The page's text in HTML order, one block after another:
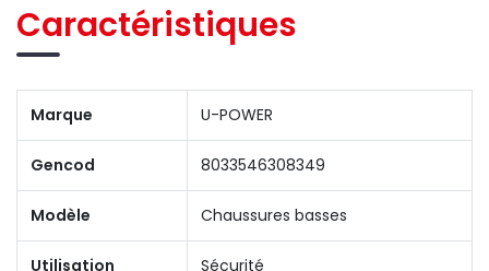
Caractéristiques
Marque U-POWER
Gencod 8033546308349
Modèle Chaussures basses
Utilisation Sécurité